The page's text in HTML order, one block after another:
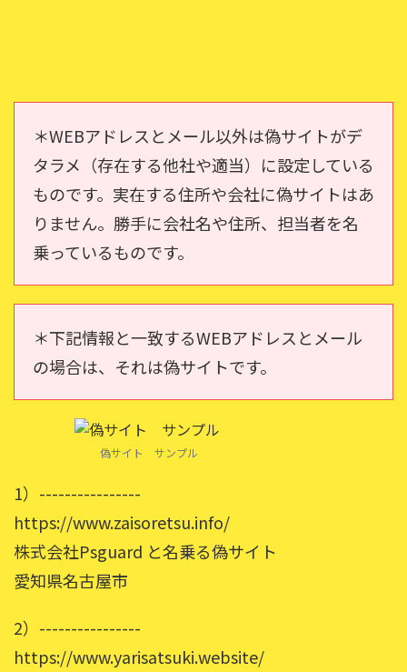
＊WEBアドレスとメール以外は偽サイトがデ
タラメ（存在する他社や適当）に設定している
ものです。実在する住所や会社に偽サイトはあ
りません。勝手に会社名や住所、担当者を名
乗っているものです。
＊下記情報と一致するWEBアドレスとメール
の場合は、それは偽サイトです。
偽サイト サンプル
1）----------------
https://www.zaisoretsu.info/
株式会社Psguard と名乗る偽サイト
愛知県名古屋市
2）----------------
https://www.yarisatsuki.website/